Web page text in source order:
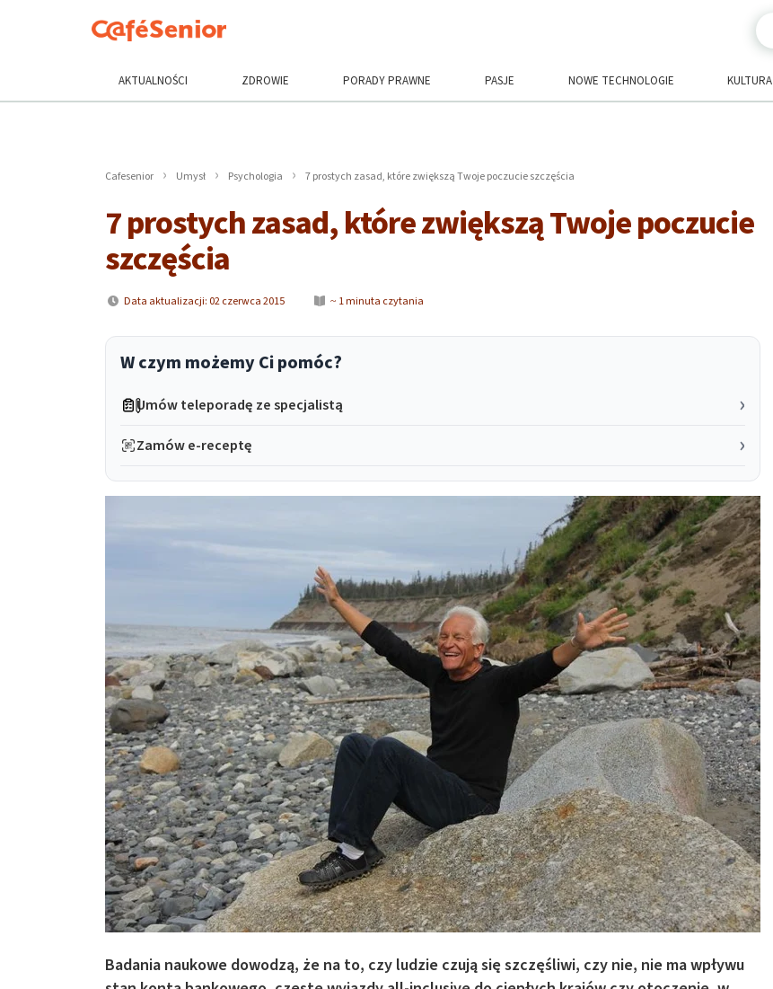
AKTUALNOŚCI ZDROWIE PORADY PRAWNE PASJE NOWE TECHNOLOGIE KULTURA
Cafesenior Umysł Psychologia 7 prostych zasad, które zwiększą Twoje poczucie szczęścia
7 prostych zasad, które zwiększą Twoje poczucie
szczęścia
Data aktualizacji: 02 czerwca 2015 ~ 1 minuta czytania
W czym możemy Ci pomóc?
Umów teleporadę ze specjalistą
Zamów e-receptę
Badania naukowe dowodzą, że na to, czy ludzie czują się szczęśliwi, czy nie, nie ma wpływu